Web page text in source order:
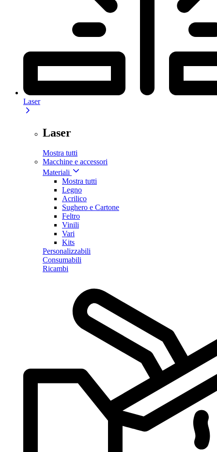
Laser
Laser
Mostra tutti
Macchine e accessori
Materiali
Mostra tutti
Legno
Acrilico
Sughero e Cartone
Feltro
Vinili
Vari
Kits
Personalizzabili
Consumabili
Ricambi